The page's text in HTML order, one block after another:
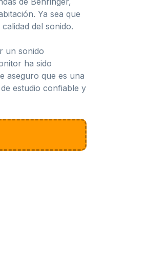
Ya sea que
del sonido.
un sonido
ha sido
aseguro que es una
estudio confiable y